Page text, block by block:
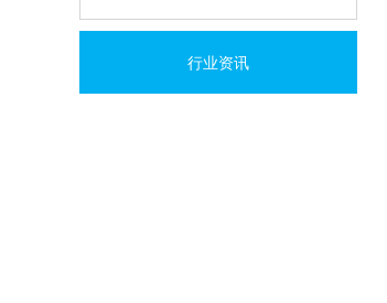
行业资讯